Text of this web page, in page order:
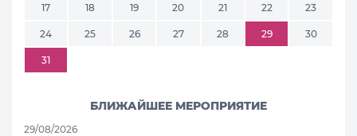
17 18 19 20 21 22 23
24 25 26 27 28 29 30
31
БЛИЖАЙШЕЕ МЕРОПРИЯТИЕ
29/08/2026